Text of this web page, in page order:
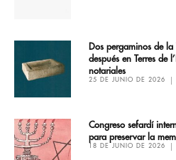
Dos pergaminos de la
después en Terres de
notariales
25 DE JUNIO DE 2026
Congreso sefardí
para preservar la
18 DE JUNIO DE 2026